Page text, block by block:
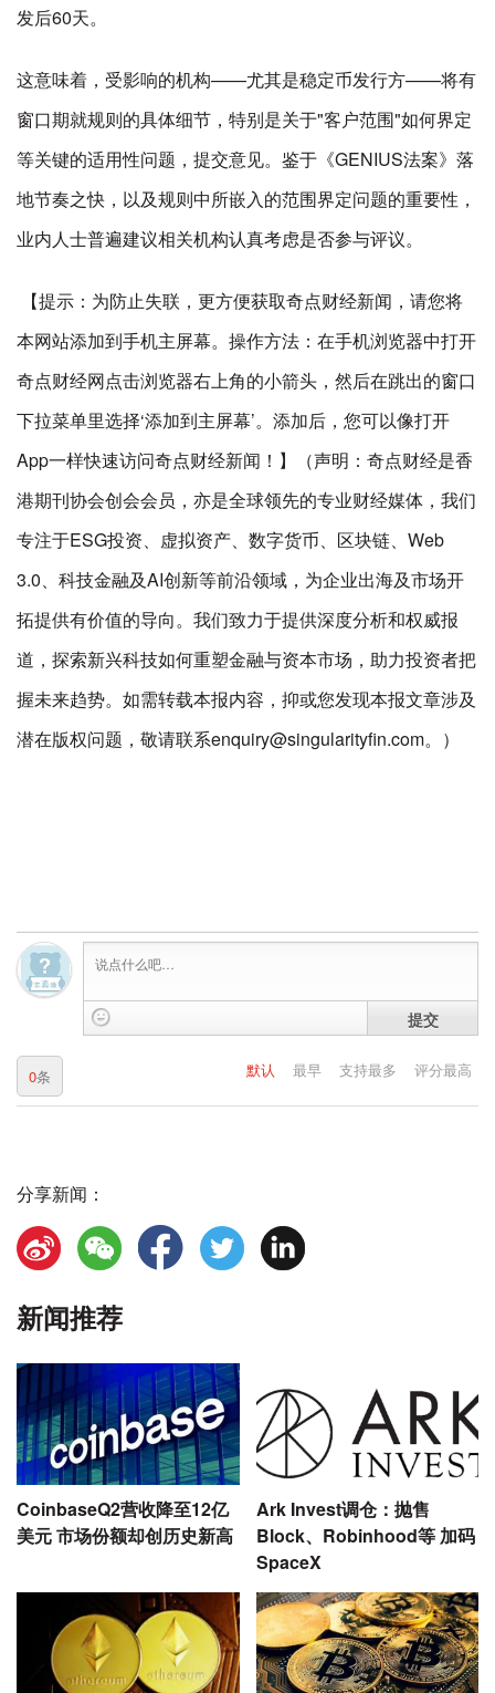
发后60天。
这意味着，受影响的机构——尤其是稳定币发行方——将有
窗口期就规则的具体细节，特别是关于"客户范围"如何界定
等关键的适用性问题，提交意见。鉴于《GENIUS法案》落
地节奏之快，以及规则中所嵌入的范围界定问题的重要性，
业内人士普遍建议相关机构认真考虑是否参与评议。
【提示：为防止失联，更方便获取奇点财经新闻，请您将
本网站添加到手机主屏幕。操作方法：在手机浏览器中打开
奇点财经网点击浏览器右上角的小箭头，然后在跳出的窗口
下拉菜单里选择‘添加到主屏幕’。添加后，您可以像打开
App一样快速访问奇点财经新闻！】（声明：奇点财经是香
港期刊协会创会会员，亦是全球领先的专业财经媒体，我们
专注于ESG投资、虚拟资产、数字货币、区块链、Web
3.0、科技金融及AI创新等前沿领域，为企业出海及市场开
拓提供有价值的导向。我们致力于提供深度分析和权威报
道，探索新兴科技如何重塑金融与资本市场，助力投资者把
握未来趋势。如需转载本报内容，抑或您发现本报文章涉及
潜在版权问题，敬请联系enquiry@singularityfin.com。）
提交
默认 最早 支持最多 评分最高
0条
分享新闻：
新闻推荐
CoinbaseQ2营收降至12亿
美元 市场份额却创历史新高
Ark Invest调仓：抛售
Block、Robinhood等 加码
SpaceX